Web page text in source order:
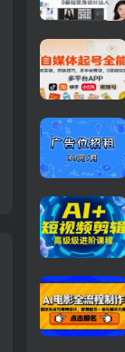
TikTok实战系统课，案例复盘、数据解析、运营执行，从0到1构建千万级电商体系（更新）